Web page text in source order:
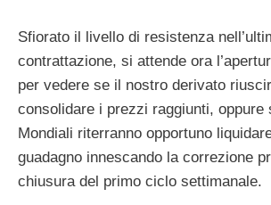
Sfiorato il livello di resistenza
contrattazione, si attende ora
per vedere se il nostro derivato
consolidare i prezzi raggiunti, oppure
Mondiali riterranno opportuno
guadagno innescando la correzione
chiusura del primo ciclo settimanale.